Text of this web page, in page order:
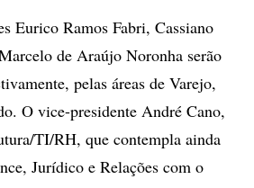
Eurico Ramos Fabri, Cassiano
de Araújo Noronha serão
pelas áreas de Varejo,
O vice-presidente André Cano,
TI/RH, que contempla ainda
Jurídico e Relações com o